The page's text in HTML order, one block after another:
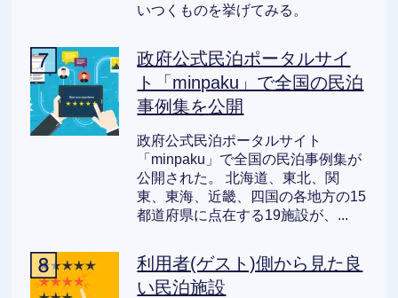
いつくものを挙げてみる。
政府公式民泊ポータルサイ
ト「minpaku」で全国の民泊
事例集を公開
政府公式民泊ポータルサイト
「minpaku」で全国の民泊事例集が
公開された。 北海道、東北、関
東、東海、近畿、四国の各地方の15
都道府県に点在する19施設が、...
利用者(ゲスト)側から見た良
い民泊施設